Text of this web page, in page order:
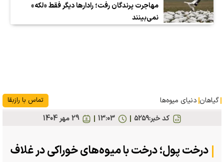
مهاجرت پرندگان رفت؛ رادارها دیگر فقط «لکه»
نمی‌بینند
گیاهان دنیای میوه‌ها تماس با رازبقا
کد خبر:۵۲۵۹ 29 مهر 1404 13:03
درخت پول؛ درخت با میوه‌های خوراکی در غلاف